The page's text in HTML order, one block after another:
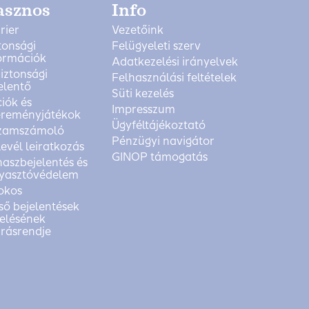
és
leiratkozás
és
bejelentések
Info
Vezetőink
Felügyeleti szerv
Adatkezelési irányelvek
Felhasználási feltételek
Süti kezelés
Impresszum
Ügyféltájékoztató
Pénzügyi navigátor
GINOP támogatás